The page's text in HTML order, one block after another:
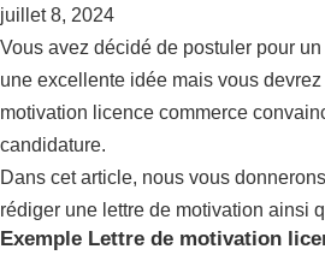
juillet 8, 2024
Vous avez décidé de postuler pour
une excellente idée mais vous
motivation licence commerce
candidature.
Dans cet article, nous vous
rédiger une lettre de motivation ainsi
Exemple Lettre de motivation